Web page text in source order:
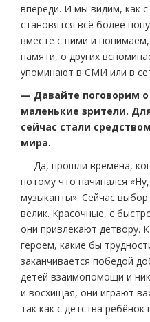
впереди. И мы видим, как
становятся всё более
вместе с ними и
памяти, о других
упоминают в СМИ или в
— Давайте поговорим
маленькие зрители.
сейчас стали
мира.
— Да, прошли времена,
потому что начинался
музыканты». Сейчас
велик. Красочные, с
они привлекают детвору.
героем, какие бы
заканчивается победой
детей взаимопомощи и
и восхищая, они играют
так как с детства